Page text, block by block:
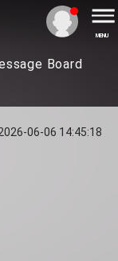
MENU
Board
06-06 14:45:18